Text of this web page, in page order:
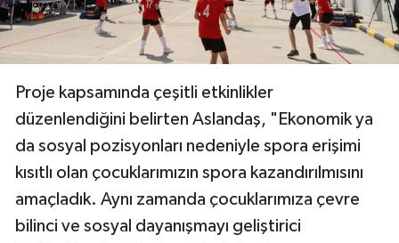
Proje kapsamında çeşitli etkinlikler
düzenlendiğini belirten Aslandaş, "Ekonomik ya
da sosyal pozisyonları nedeniyle spora erişimi
kısıtlı olan çocuklarımızın spora kazandırılmısını
amaçladık. Aynı zamanda çocuklarımıza çevre
bilinci ve sosyal dayanışmayı geliştirici